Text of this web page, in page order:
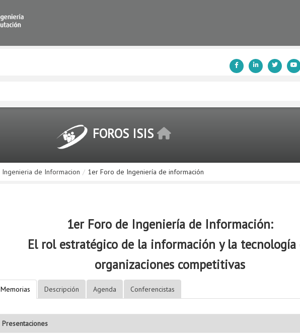
FOROS ISIS
Ingenieria de Informacion / 1er Foro de Ingeniería de información
1er Foro de Ingeniería de Información:
El rol estratégico de la información y la tecnología
organizaciones competitivas
Memorias Descripción Agenda Conferencistas
Presentaciones